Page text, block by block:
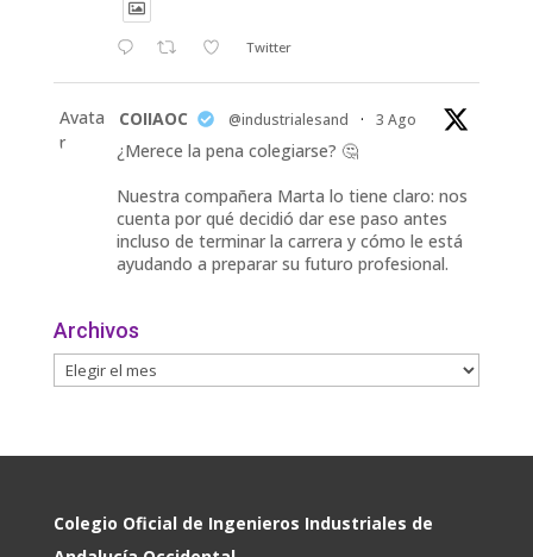
Twitter
Avata
r
COIIAOC @industrialesand · 3 Ago
¿Merece la pena colegiarse? 🤔
Nuestra compañera Marta lo tiene claro: nos
cuenta por qué decidió dar ese paso antes
incluso de terminar la carrera y cómo le está
ayudando a preparar su futuro profesional.
🤝 Contacto con profesionales y empresas.
💼
r
🏎️ Fórmula Gades, la escudería de la
@univcadiz, presenta el G26, un monoplaza
Archivos
Colegio Oficial de Ingenieros Industriales de